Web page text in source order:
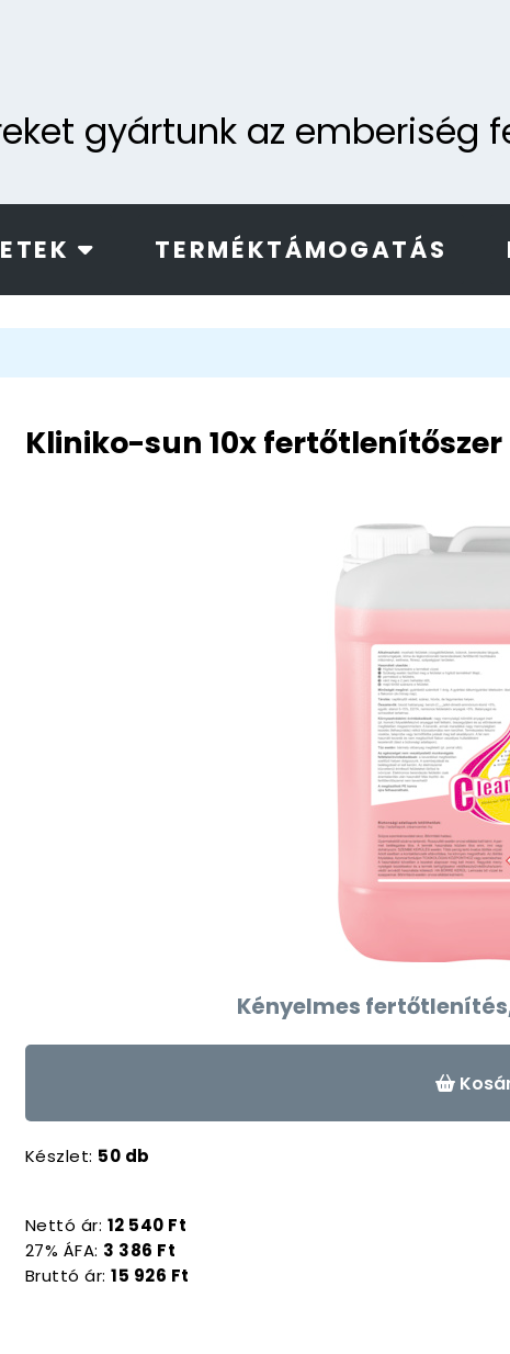
gyártunk az emberiség
TERMÉKTÁMOGATÁS
Kliniko-sun 10x
Kényelmes
Készlet: 50 db
Nettó ár: 12 540 Ft
27% ÁFA: 3 386 Ft
Bruttó ár:15 926 Ft